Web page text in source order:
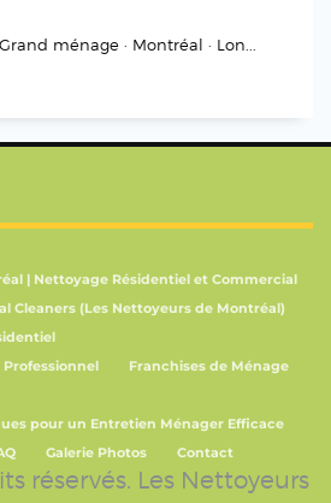
ménage · Montréal · Lon...
| Nettoyage Résidentiel et Commercial
Cleaners (Les Nettoyeurs de Montréal)
Franchises de Ménage
pour un Entretien Ménager Efficace
Galerie Photos Contact
réservés. Les Nettoyeurs